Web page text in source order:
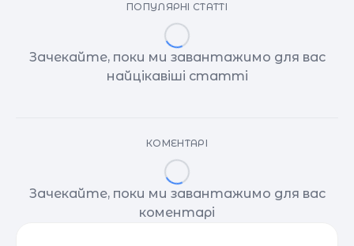
ПОПУЛЯРНІ СТАТТІ
Зачекайте, поки ми завантажимо для вас
найцікавіші статті
КОМЕНТАРІ
Зачекайте, поки ми завантажимо для вас
коментарі